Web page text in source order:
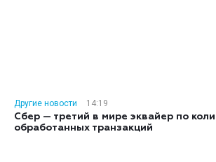
Другие новости
14:19
Сбер — третий в мире эквайер по
обработанных транзакций